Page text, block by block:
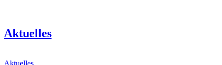
Aktuelles
Aktuelles